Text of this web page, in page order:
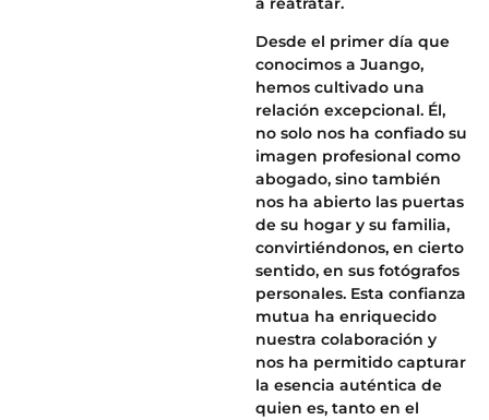
Desde el primer día que
conocimos a Juango,
hemos cultivado una
relación excepcional. Él,
no solo nos ha confiado su
imagen profesional como
abogado, sino también
nos ha abierto las puertas
de su hogar y su familia,
convirtiéndonos, en cierto
sentido, en sus fotógrafos
personales. Esta confianza
mutua ha enriquecido
nuestra colaboración y
nos ha permitido capturar
la esencia auténtica de
quien es, tanto en el